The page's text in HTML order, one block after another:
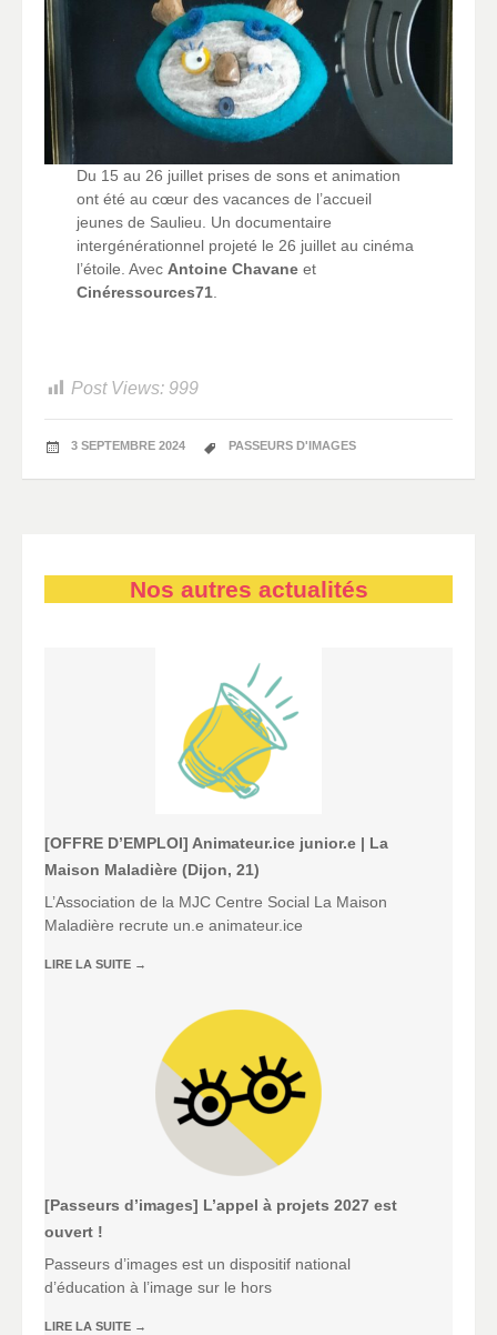
Du 15 au 26 juillet prises de sons et animation
ont été au cœur des vacances de l’accueil
jeunes de Saulieu. Un documentaire
intergénérationnel projeté le 26 juillet au cinéma
l’étoile. AvecAntoine Chavane et
Cinéressources71.
Post Views: 999
3 SEPTEMBRE 2024 PASSEURS D'IMAGES
Nos autres actualités
[OFFRE D’EMPLOI] Animateur.ice junior.e | La
Maison Maladière (Dijon, 21)
L’Association de la MJC Centre Social La Maison
Maladière recrute un.e animateur.ice
LIRE LA SUITE →
[Passeurs d’images] L’appel à projets 2027 est
ouvert !
Passeurs d’images est un dispositif national
d’éducation à l’image sur le hors
LIRE LA SUITE →